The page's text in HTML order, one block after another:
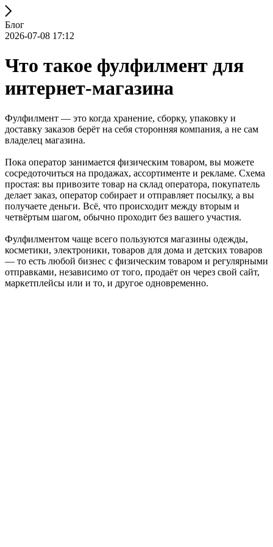
Блог
2026-07-08 17:12
Что такое фулфилмент для
интернет-магазина
Фулфилмент — это когда хранение, сборку, упаковку и
доставку заказов берёт на себя сторонняя компания, а не сам
владелец магазина.
Пока оператор занимается физическим товаром, вы можете
сосредоточиться на продажах, ассортименте и рекламе. Схема
простая: вы привозите товар на склад оператора, покупатель
делает заказ, оператор собирает и отправляет посылку, а вы
получаете деньги. Всё, что происходит между вторым и
четвёртым шагом, обычно проходит без вашего участия.
Фулфилментом чаще всего пользуются магазины одежды,
косметики, электроники, товаров для дома и детских товаров
— то есть любой бизнес с физическим товаром и регулярными
отправками, независимо от того, продаёт он через свой сайт,
маркетплейсы или и то, и другое одновременно.